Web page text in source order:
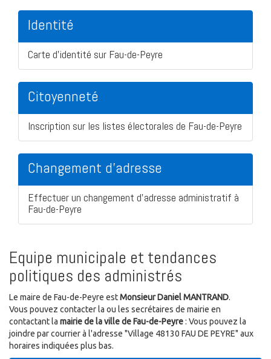
Identité
Carte d'identité sur Fau-de-Peyre
Citoyenneté
Inscription sur les listes électorales de Fau-de-Peyre
Changement d'adresse
Effectuer un changement d'adresse administratif à
Fau-de-Peyre
Equipe municipale et tendances
politiques des administrés
Le maire de Fau-de-Peyre estMonsieur Daniel MANTRAND.
Vous pouvez contacter la ou les secrétaires de mairie en
contactant la mairie de la ville de Fau-de-Peyre: Vous pouvez la
joindre par courrier à l'adresse "Village 48130 FAU DE PEYRE" aux
horaires indiquées plus bas.